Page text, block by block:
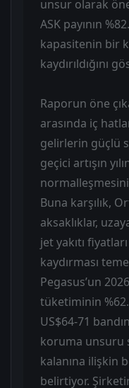
unsur olarak öne
ASK payının
kapasitenin bir
kaydırıldığını
Raporun öne
arasında iç
gelirlerin güçlü
geçici artışın
Buna karşılık,
aksaklıklar,
jet yakıtı
kaydırması
Pegasus’un
tüketiminin
US$64-71
koruma unsuru
kalanına ilişkin
belirtiyor.